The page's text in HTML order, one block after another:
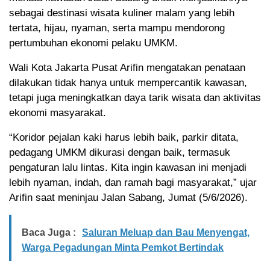
sebagai destinasi wisata kuliner malam yang lebih
tertata, hijau, nyaman, serta mampu mendorong
pertumbuhan ekonomi pelaku UMKM.
Wali Kota Jakarta Pusat Arifin mengatakan penataan
dilakukan tidak hanya untuk mempercantik kawasan,
tetapi juga meningkatkan daya tarik wisata dan aktivitas
ekonomi masyarakat.
“Koridor pejalan kaki harus lebih baik, parkir ditata,
pedagang UMKM dikurasi dengan baik, termasuk
pengaturan lalu lintas. Kita ingin kawasan ini menjadi
lebih nyaman, indah, dan ramah bagi masyarakat,” ujar
Arifin saat meninjau Jalan Sabang, Jumat (5/6/2026).
Baca Juga :
Saluran Meluap dan Bau Menyengat,
Warga Pegadungan Minta Pemkot Bertindak